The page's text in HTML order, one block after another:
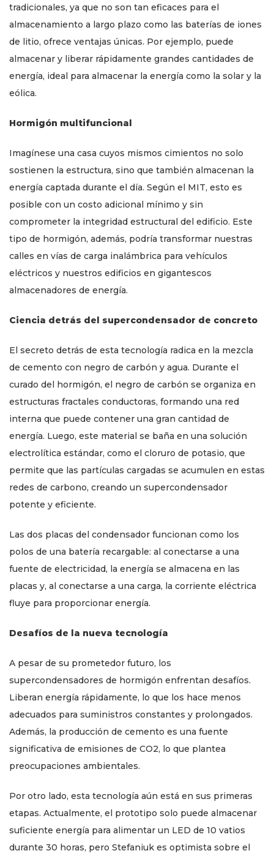
tradicionales, ya que no son tan eficaces para el
almacenamiento a largo plazo como las baterías de iones
de litio, ofrece ventajas únicas. Por ejemplo, puede
almacenar y liberar rápidamente grandes cantidades de
energía, ideal para almacenar la energía como la solar y la
eólica.
Hormigón multifuncional
Imagínese una casa cuyos mismos cimientos no solo
sostienen la estructura, sino que también almacenan la
energía captada durante el día. Según el MIT, esto es
posible con un costo adicional mínimo y sin
comprometer la integridad estructural del edificio. Este
tipo de hormigón, además, podría transformar nuestras
calles en vías de carga inalámbrica para vehículos
eléctricos y nuestros edificios en gigantescos
almacenadores de energía.
Ciencia detrás del supercondensador de concreto
El secreto detrás de esta tecnología radica en la mezcla
de cemento con negro de carbón y agua. Durante el
curado del hormigón, el negro de carbón se organiza en
estructuras fractales conductoras, formando una red
interna que puede contener una gran cantidad de
energía. Luego, este material se baña en una solución
electrolítica estándar, como el cloruro de potasio, que
permite que las partículas cargadas se acumulen en estas
redes de carbono, creando un supercondensador
potente y eficiente.
Las dos placas del condensador funcionan como los
polos de una batería recargable: al conectarse a una
fuente de electricidad, la energía se almacena en las
placas y, al conectarse a una carga, la corriente eléctrica
fluye para proporcionar energía.
Desafíos de la nueva tecnología
A pesar de su prometedor futuro, los
supercondensadores de hormigón enfrentan desafíos.
Liberan energía rápidamente, lo que los hace menos
adecuados para suministros constantes y prolongados.
Además, la producción de cemento es una fuente
significativa de emisiones de CO2, lo que plantea
preocupaciones ambientales.
Por otro lado, esta tecnología aún está en sus primeras
etapas. Actualmente, el prototipo solo puede almacenar
suficiente energía para alimentar un LED de 10 vatios
durante 30 horas, pero Stefaniuk es optimista sobre el